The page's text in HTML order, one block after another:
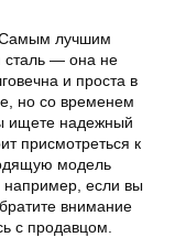
Самым лучшим
сталь — она не
и проста в
но со временем
ищете надежный
присмотреться к
модель
например, если вы
внимание
с продавцом.